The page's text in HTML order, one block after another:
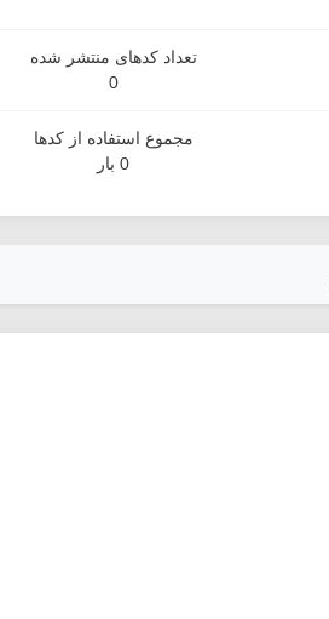
تعداد کدهای منتشر شده
0
مجموع استفاده از کدها
0 بار